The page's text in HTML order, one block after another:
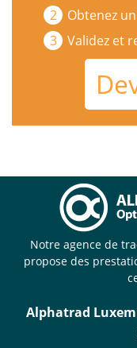
Obtenez
Validez et
Notre agence de
propose des
Alphatrad